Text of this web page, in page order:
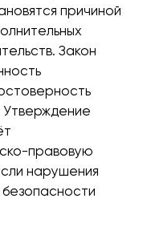
причиной
Закон
правовую
нарушения